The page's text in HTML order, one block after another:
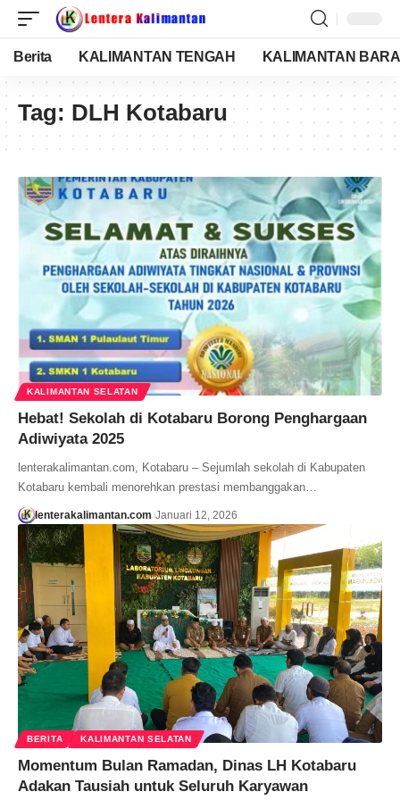
Berita KALIMANTAN TENGAH KALIMANTAN
Tag: DLH Kotabaru
KALIMANTAN SELATAN
Hebat! Sekolah di Kotabaru Borong Penghargaan
Adiwiyata 2025
lenterakalimantan.com, Kotabaru – Sejumlah sekolah di Kabupaten
Kotabaru kembali menorehkan prestasi membanggakan…
lenterakalimantan.com Januari 12, 2026
BERITA KALIMANTAN SELATAN
Momentum Bulan Ramadan, Dinas LH Kotabaru
Adakan Tausiah untuk Seluruh Karyawan